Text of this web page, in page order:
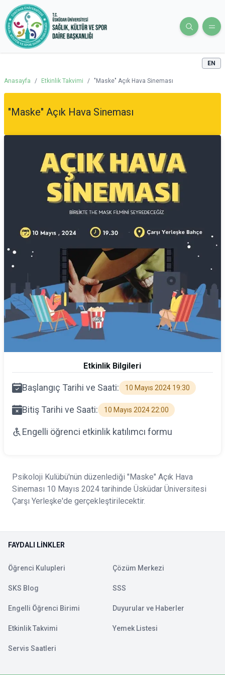
EN
Anasayfa / Etkinlik Takvimi / "Maske" Açık Hava Sineması
"Maske" Açık Hava Sineması
Etkinlik Bilgileri
Başlangıç Tarihi ve Saati: 10 Mayıs 2024 19:30
Bitiş Tarihi ve Saati: 10 Mayıs 2024 22:00
Engelli öğrenci etkinlik katılımcı formu
Psikoloji Kulübü'nün düzenlediği "Maske" Açık Hava
Sineması 10 Mayıs 2024 tarihinde Üsküdar Üniversitesi
Çarşı Yerleşke'de gerçekleştirilecektir.
FAYDALI LINKLER
Öğrenci Kulupleri Çözüm Merkezi
SKS Blog SSS
Engelli Öğrenci Birimi Duyurular ve Haberler
Etkinlik Takvimi Yemek Listesi
Servis Saatleri